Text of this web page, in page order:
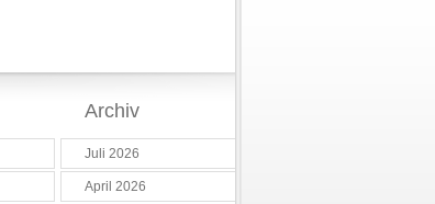
Archiv
Juli 2026
April 2026